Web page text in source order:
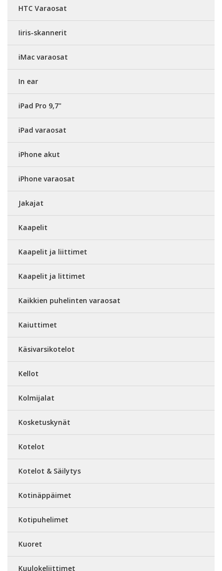
HTC Varaosat
Iiris-skannerit
iMac varaosat
In ear
iPad Pro 9,7"
iPad varaosat
iPhone akut
iPhone varaosat
Jakajat
Kaapelit
Kaapelit ja liittimet
Kaapelit ja littimet
Kaikkien puhelinten varaosat
Kaiuttimet
Käsivarsikotelot
Kellot
Kolmijalat
Kosketuskynät
Kotelot
Kotelot & Säilytys
Kotinäppäimet
Kotipuhelimet
Kuoret
Kuulokeliittimet